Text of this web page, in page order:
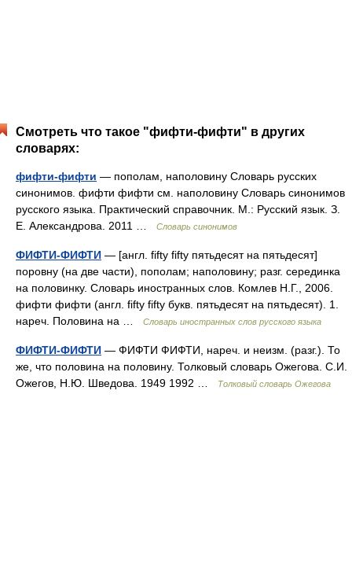
Смотреть что такое "фифти-фифти" в других
словарях:
фифти-фифти — пополам, наполовину Словарь русских
синонимов. фифти фифти см. наполовину Словарь синонимов
русского языка. Практический справочник. М.: Русский язык. З.
Е. Александрова. 2011 …
Словарь синонимов
ФИФТИ-ФИФТИ — [англ. fifty fifty пятьдесят на пятьдесят]
поровну (на две части), пополам; наполовину; разг. серединка
на половинку. Словарь иностранных слов. Комлев Н.Г., 2006.
фифти фифти (англ. fifty fifty букв. пятьдесят на пятьдесят). 1.
нареч. Половина на …
Словарь иностранных слов русского языка
ФИФТИ-ФИФТИ — ФИФТИ ФИФТИ, нареч. и неизм. (разг.). То
же, что половина на половину. Толковый словарь Ожегова. С.И.
Ожегов, Н.Ю. Шведова. 1949 1992 …
Толковый словарь Ожегова